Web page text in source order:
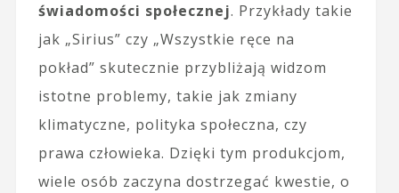
świadomości społecznej. Przykłady takie
jak „Sirius” czy „Wszystkie ręce na
pokład” skutecznie przybliżają widzom
istotne problemy, takie jak zmiany
klimatyczne, polityka społeczna, czy
prawa człowieka. Dzięki tym produkcjom,
wiele osób zaczyna dostrzegać kwestie, o